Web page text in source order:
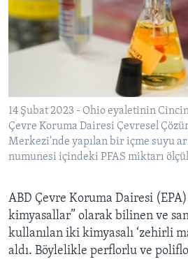
HAYATTAN
SANAT
BIZI TAKIP EDIN
14 Şubat 2023 - Ohio eyaletinin
Çevre Koruma Dairesi Çevresel
Merkezi'nde yapılan bir içme suyu
numunesi içindeki PFAS miktarı
ABD Çevre Koruma Dairesi
kimyasallar” olarak bilinen ve
kullanılan iki kimyasalı ‘zehirli
aldı. Böylelikle perflorlu ve